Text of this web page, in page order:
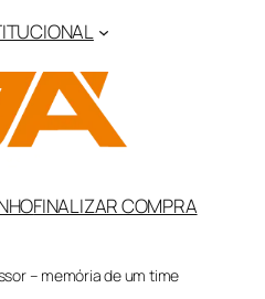
FINALIZAR COMPRA
– memória de um time